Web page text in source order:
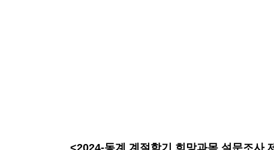
<2024-동계 계절학기 희망과목 설문조사